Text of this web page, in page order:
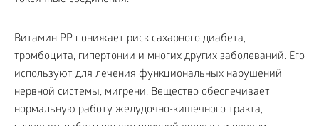
Витамин PP понижает риск сахарного диабета,
тромбоцита, гипертонии и многих других заболеваний. Его
используют для лечения функциональных нарушений
нервной системы, мигрени. Вещество обеспечивает
нормальную работу желудочно-кишечного тракта,